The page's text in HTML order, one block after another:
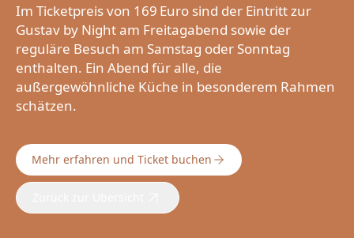
Im Ticketpreis von 169 Euro sind der Eintritt zur
Gustav by Night am Freitagabend sowie der
reguläre Besuch am Samstag oder Sonntag
enthalten. Ein Abend für alle, die
außergewöhnliche Küche in besonderem Rahmen
schätzen.
Mehr erfahren und Ticket buchen